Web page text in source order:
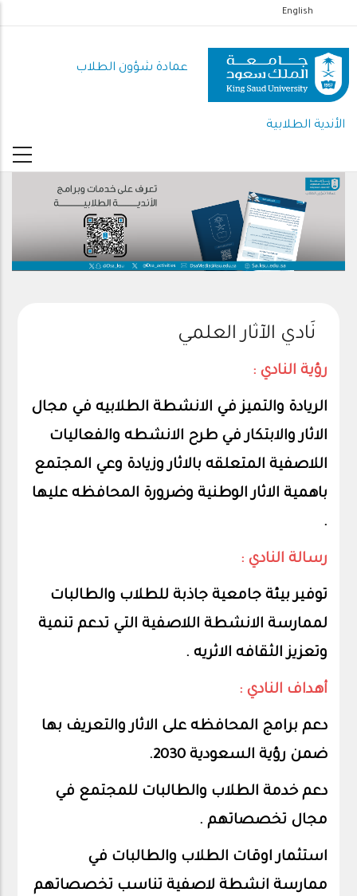
إلى
المحتوى
الرئيسي
English
عمادة شؤون الطلاب
الأندية الطلابية
نَادي الآثار العلمي
رؤية النادي :
الريادة والتميز في الانشطة الطلابيه في مجال
الاثار والابتكار في طرح الانشطه والفعاليات
اللاصفية المتعلقه بالاثار وزيادة وعي المجتمع
باهمية الاثار الوطنية وضرورة المحافظه عليها
.
رسالة النادي :
توفير بيئة جامعية جاذبة للطلاب والطالبات
لممارسة الانشطة اللاصفية التي تدعم تنمية
وتعزيز الثقافه الاثريه .
أهداف النادي :
دعم برامج المحافظه على الاثار والتعريف بها
ضمن رؤية السعودية 2030.
دعم خدمة الطلاب والطالبات للمجتمع في
مجال تخصصاتهم .
استثمار اوقات الطلاب والطالبات في
ممارسة انشطة لاصفية تناسب تخصصاتهم